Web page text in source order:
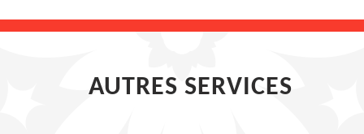
AUTRES SERVICES